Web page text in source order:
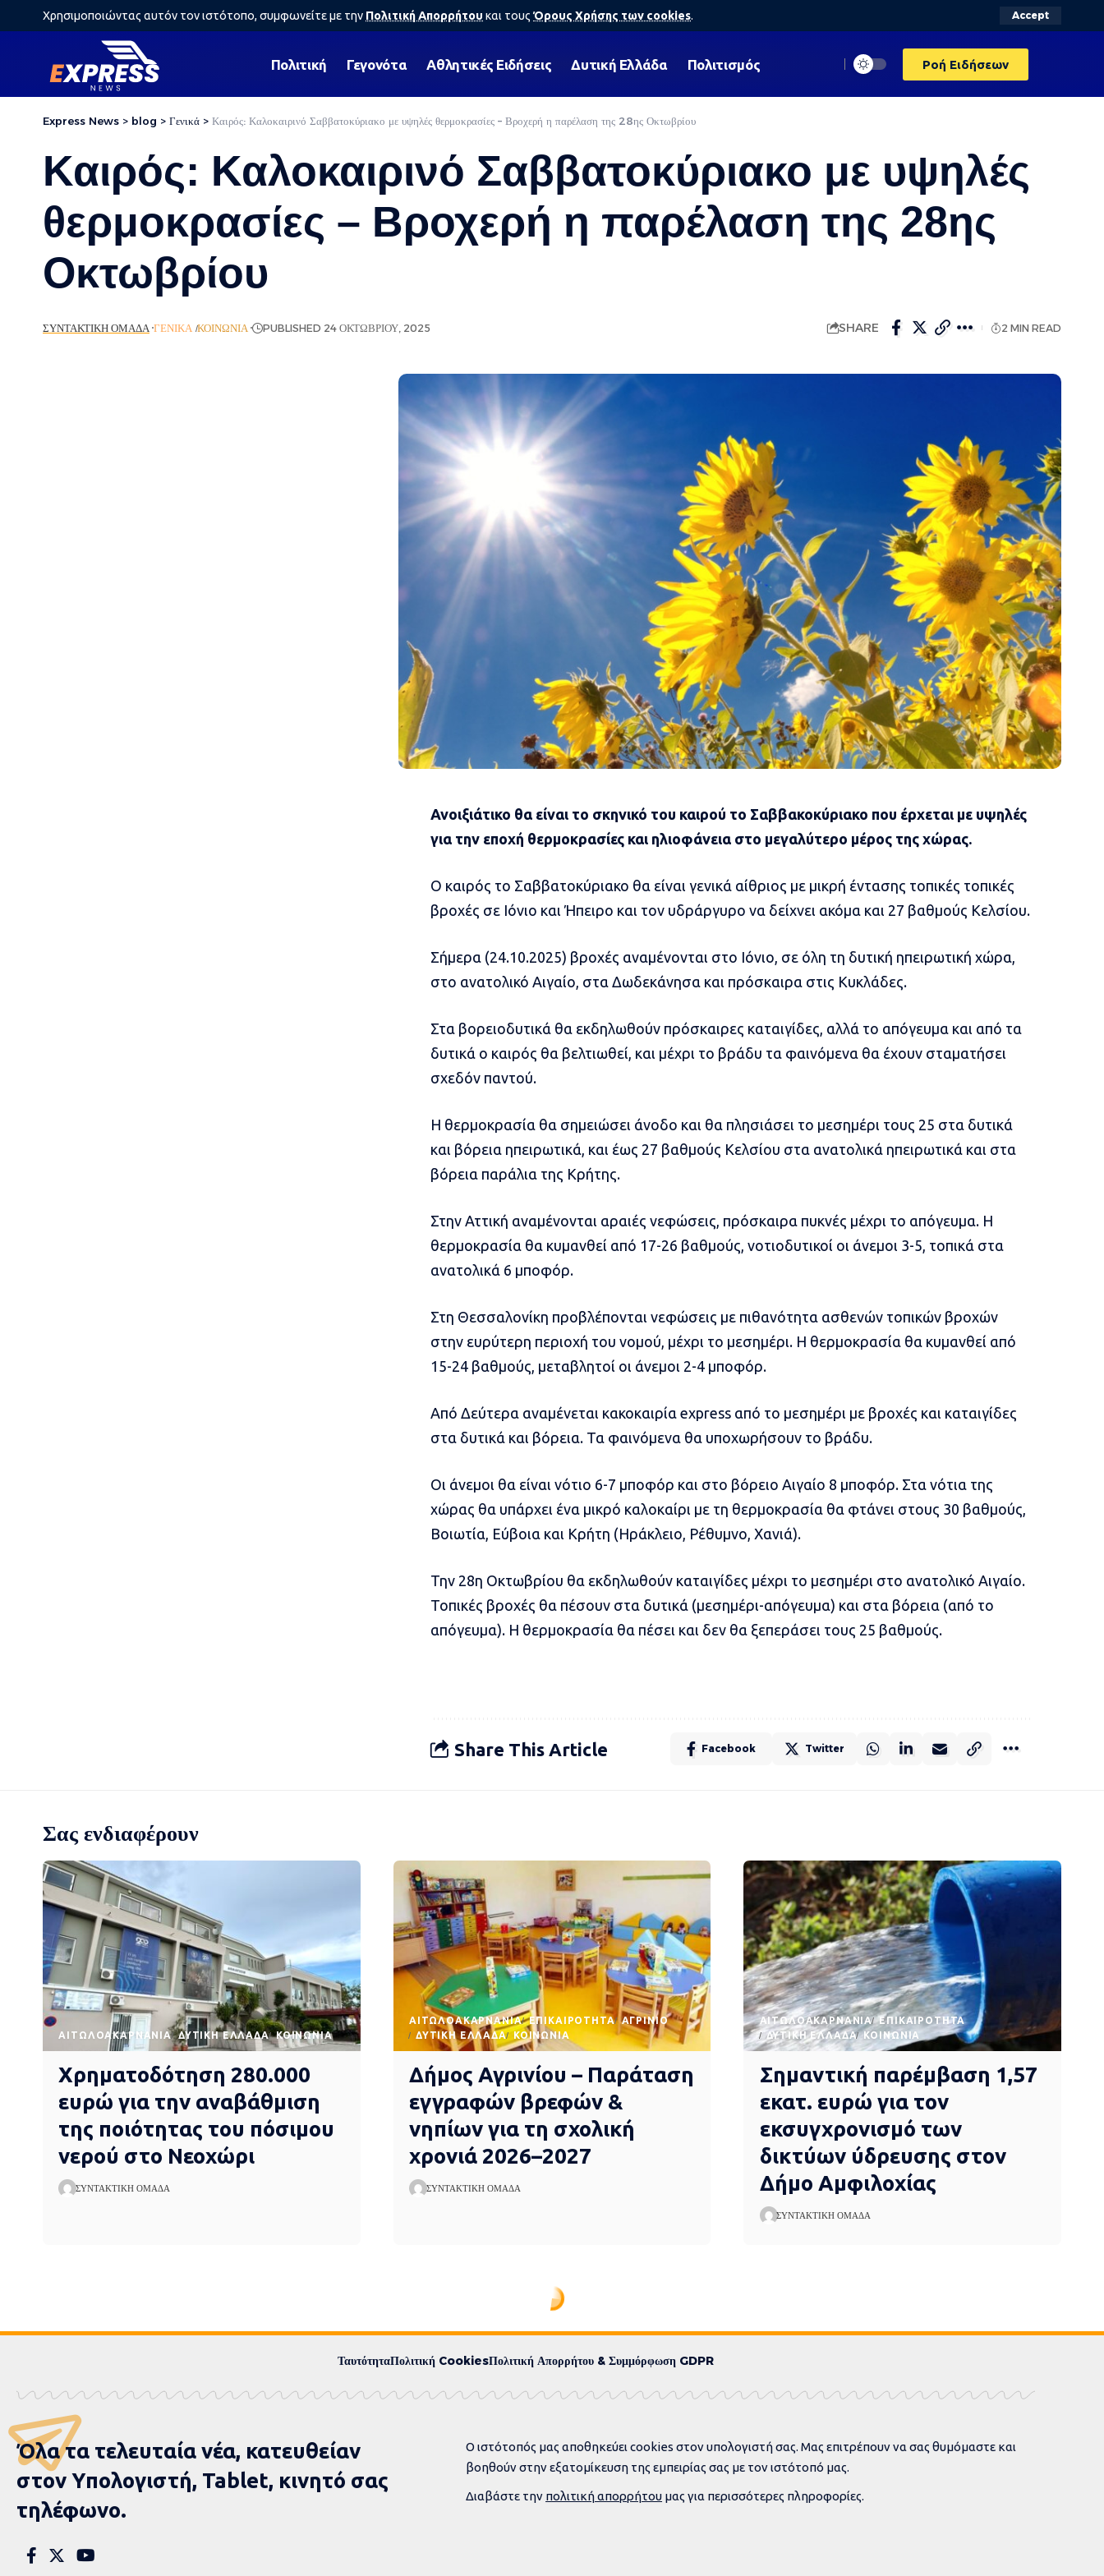
Χρησιμοποιώντας αυτόν τον ιστότοπο, συμφωνείτε με την Πολιτική Απορρήτου και τους Όρους Χρήσης των cookies. Accept
Πολιτική Γεγονότα Αθλητικές Ειδήσεις Δυτική Ελλάδα Πολιτισμός Ροή Ειδήσεων
Express News > blog > Γενικά > Καιρός: Καλοκαιρινό Σαββατοκύριακο με υψηλές θερμοκρασίες – Βροχερή η παρέλαση της 28ης Οκτωβρίου
Καιρός: Καλοκαιρινό Σαββατοκύριακο με υψηλές
θερμοκρασίες – Βροχερή η παρέλαση της 28ης
Οκτωβρίου
ΣΥΝΤΑΚΤΙΚΉ ΟΜΆΔΑ ΓΕΝΙΚΆ ΚΟΙΝΩΝΊΑ PUBLISHED 24 ΟΚΤΩΒΡΊΟΥ, 2025 SHARE 2 MIN READ
Ανοιξιάτικο θα είναι το σκηνικό του καιρού το Σαββακοκύριακο που έρχεται με υψηλές
για την εποχή θερμοκρασίες και ηλιοφάνεια στο μεγαλύτερο μέρος της χώρας.
Ο καιρός το Σαββατοκύριακο θα είναι γενικά αίθριος με μικρή έντασης τοπικές τοπικές
βροχές σε Ιόνιο και Ήπειρο και τον υδράργυρο να δείχνει ακόμα και 27 βαθμούς Κελσίου.
Σήμερα (24.10.2025) βροχές αναμένονται στο Ιόνιο, σε όλη τη δυτική ηπειρωτική χώρα,
στο ανατολικό Αιγαίο, στα Δωδεκάνησα και πρόσκαιρα στις Κυκλάδες.
Στα βορειοδυτικά θα εκδηλωθούν πρόσκαιρες καταιγίδες, αλλά το απόγευμα και από τα
δυτικά ο καιρός θα βελτιωθεί, και μέχρι το βράδυ τα φαινόμενα θα έχουν σταματήσει
σχεδόν παντού.
Η θερμοκρασία θα σημειώσει άνοδο και θα πλησιάσει το μεσημέρι τους 25 στα δυτικά
και βόρεια ηπειρωτικά, και έως 27 βαθμούς Κελσίου στα ανατολικά ηπειρωτικά και στα
βόρεια παράλια της Κρήτης.
Στην Αττική αναμένονται αραιές νεφώσεις, πρόσκαιρα πυκνές μέχρι το απόγευμα. Η
θερμοκρασία θα κυμανθεί από 17-26 βαθμούς, νοτιοδυτικοί οι άνεμοι 3-5, τοπικά στα
ανατολικά 6 μποφόρ.
Στη Θεσσαλονίκη προβλέπονται νεφώσεις με πιθανότητα ασθενών τοπικών βροχών
στην ευρύτερη περιοχή του νομού, μέχρι το μεσημέρι. Η θερμοκρασία θα κυμανθεί από
15-24 βαθμούς, μεταβλητοί οι άνεμοι 2-4 μποφόρ.
Από Δεύτερα αναμένεται κακοκαιρία express από το μεσημέρι με βροχές και καταιγίδες
στα δυτικά και βόρεια. Τα φαινόμενα θα υποχωρήσουν το βράδυ.
Οι άνεμοι θα είναι νότιο 6-7 μποφόρ και στο βόρειο Αιγαίο 8 μποφόρ. Στα νότια της
χώρας θα υπάρχει ένα μικρό καλοκαίρι με τη θερμοκρασία θα φτάνει στους 30 βαθμούς,
Βοιωτία, Εύβοια και Κρήτη (Ηράκλειο, Ρέθυμνο, Χανιά).
Την 28η Οκτωβρίου θα εκδηλωθούν καταιγίδες μέχρι το μεσημέρι στο ανατολικό Αιγαίο.
Τοπικές βροχές θα πέσουν στα δυτικά (μεσημέρι-απόγευμα) και στα βόρεια (από το
απόγευμα). Η θερμοκρασία θα πέσει και δεν θα ξεπεράσει τους 25 βαθμούς.
Share This Article Facebook Twitter
Σας ενδιαφέρουν
AΙΤΩΛΟΑΚΑΡΝΑΝΊΑ ΔΥΤΙΚΉ ΕΛΛΆΔΑ ΚΟΙΝΩΝΊΑ
Χρηματοδότηση 280.000
ευρώ για την αναβάθμιση
της ποιότητας του πόσιμου
νερού στο Νεοχώρι
ΣΥΝΤΑΚΤΙΚΉ ΟΜΆΔΑ
AΙΤΩΛΟΑΚΑΡΝΑΝΊΑ EΠΙΚΑΙΡΌΤΗΤΑ
ΑΓΡΊΝΙΟ
ΔΥΤΙΚΉ ΕΛΛΆΔΑ
ΚΟΙΝΩΝΊΑ
Δήμος Αγρινίου – Παράταση
εγγραφών βρεφών &
νηπίων για τη σχολική
χρονιά 2026–2027
ΣΥΝΤΑΚΤΙΚΉ ΟΜΆΔΑ
AΙΤΩΛΟΑΚΑΡΝΑΝΊΑ
EΠΙΚΑΙΡΌΤΗΤΑ
ΔΥΤΙΚΉ ΕΛΛΆΔΑ
ΚΟΙΝΩΝΊΑ
Σημαντική παρέμβαση 1,57
εκατ. ευρώ για τον
εκσυγχρονισμό των
δικτύων ύδρευσης στον
Δήμο Αμφιλοχίας
ΣΥΝΤΑΚΤΙΚΉ ΟΜΆΔΑ
ΤαυτότηταΠολιτική CookiesΠολιτική Απορρήτου & Συμμόρφωση GDPR
Όλα τα τελευταία νέα, κατευθείαν
στον Υπολογιστή, Tablet, κινητό σας
τηλέφωνο.
Ο ιστότοπός μας αποθηκεύει cookies στον υπολογιστή σας. Μας επιτρέπουν να σας θυμόμαστε και
βοηθούν στην εξατομίκευση της εμπειρίας σας με τον ιστότοπό μας.
Διαβάστε την πολιτική απορρήτου μας για περισσότερες πληροφορίες.